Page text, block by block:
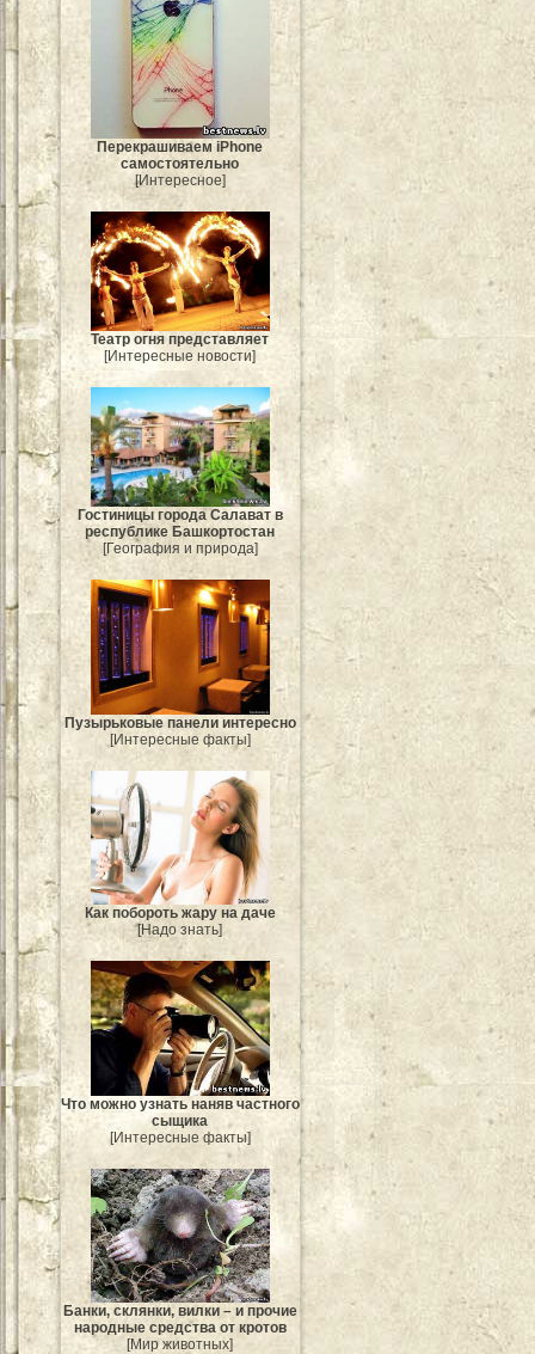
Перекрашиваем iPhone
самостоятельно
[Интересное]
Театр огня представляет
[Интересные новости]
Гостиницы города Салават в
республике Башкортостан
[География и природа]
Пузырьковые панели интересно
[Интересные факты]
Как побороть жару на даче
[Надо знать]
Что можно узнать наняв частного
сыщика
[Интересные факты]
Банки, склянки, вилки – и прочие
народные средства от кротов
[Мир животных]